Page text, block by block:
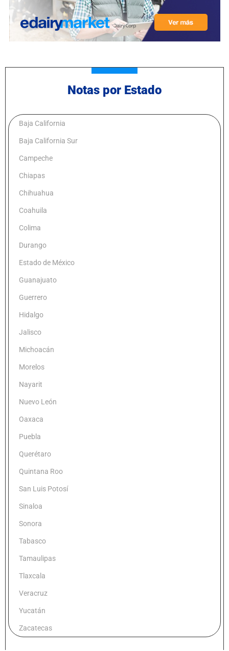
Notas por Estado
Baja California
Baja California Sur
Campeche
Chiapas
Chihuahua
Coahuila
Colima
Durango
Estado de México
Guanajuato
Guerrero
Hidalgo
Jalisco
Michoacán
Morelos
Nayarit
Nuevo León
Oaxaca
Puebla
Querétaro
Quintana Roo
San Luis Potosí
Sinaloa
Sonora
Tabasco
Tamaulipas
Tlaxcala
Veracruz
Yucatán
Zacatecas